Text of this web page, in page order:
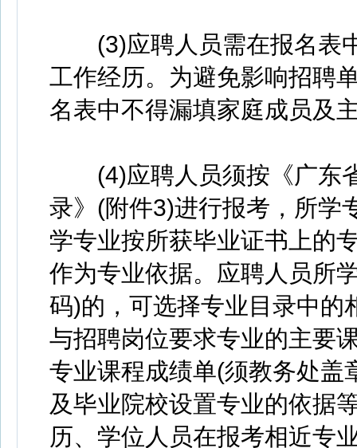
(3)应聘人员需在报名表
工作经历。为避免影响招聘
名表中不得漏填家庭成员及
(4)应聘人员须按《广东
录》(附件3)进行报考，所学
学专业按所获毕业证书上的
作为专业依据。应聘人员所
码)的，可选择专业目录中的
与招聘岗位要求专业的主要
专业课程成绩单(须教务处盖
及毕业院校设置专业的依据
历、学位人员在报考相近专